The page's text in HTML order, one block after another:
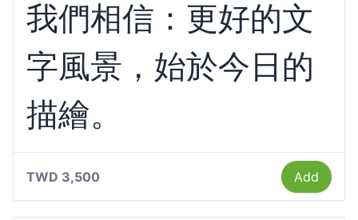
我們相信：更好的文
字風景，始於今日的
描繪。
TWD 3,500 Add